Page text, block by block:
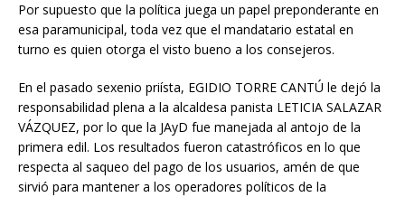
Por supuesto que la política juega un papel preponderante en
esa paramunicipal, toda vez que el mandatario estatal en
turno es quien otorga el visto bueno a los consejeros.
En el pasado sexenio priísta, EGIDIO TORRE CANTÚ le dejó la
responsabilidad plena a la alcaldesa panista LETICIA SALAZAR
VÁZQUEZ, por lo que la JAyD fue manejada al antojo de la
primera edil. Los resultados fueron catastróficos en lo que
respecta al saqueo del pago de los usuarios, amén de que
sirvió para mantener a los operadores políticos de la